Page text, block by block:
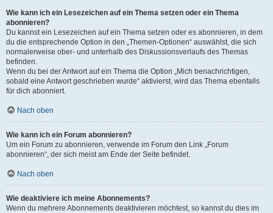
Wie kann ich ein Lesezeichen auf ein Thema setzen oder ein Thema
abonnieren?
Du kannst ein Lesezeichen auf ein Thema setzen oder es abonnieren, in dem
du die entsprechende Option in den „Themen-Optionen“ auswählst, die sich
normalerweise ober- und unterhalb des Diskussionsverlaufs des Themas
befinden.
Wenn du bei der Antwort auf ein Thema die Option „Mich benachrichtigen,
sobald eine Antwort geschrieben wurde“ aktivierst, wird das Thema ebenfalls
für dich abonniert.
Nach oben
Wie kann ich ein Forum abonnieren?
Um ein Forum zu abonnieren, verwende im Forum den Link „Forum
abonnieren“, der sich meist am Ende der Seite befindet.
Nach oben
Wie deaktiviere ich meine Abonnements?
Wenn du mehrere Abonnements deaktivieren möchtest, so kannst du dies im